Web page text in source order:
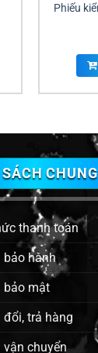
Phiếu
CHUNG
thanh toán
bảo hành
bảo mật
đổi, trả hàng
vận chuyển